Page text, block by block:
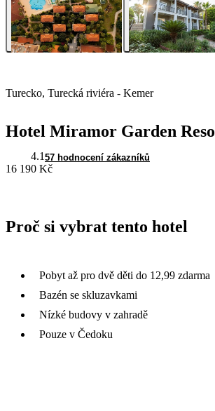
Turecko, Turecká riviéra - Kemer
Hotel Miramor Garden
4.1 57 hodnocení zákazníků
16 190 Kč
Proč si vybrat tento hotel
Pobyt až pro dvě děti do 12,99 zdarma
Bazén se skluzavkami
Nízké budovy v zahradě
Pouze v Čedoku